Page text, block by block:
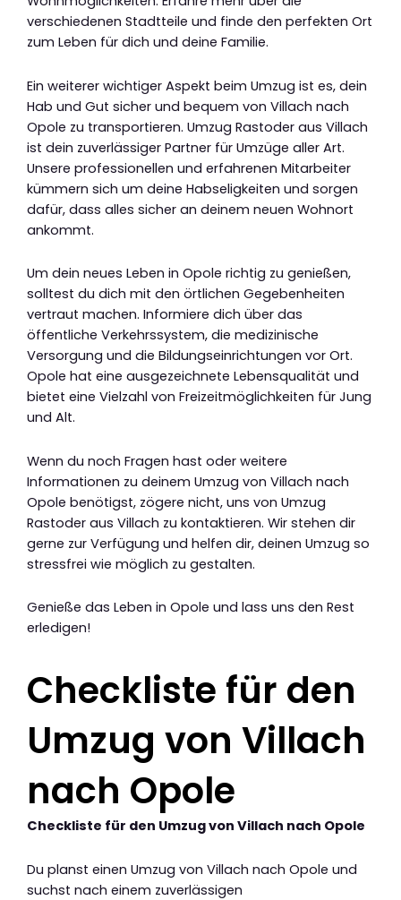
verschiedenen Stadtteile und finde den perfekten Ort
zum Leben für dich und deine Familie.
Ein weiterer wichtiger Aspekt beim Umzug ist es, dein
Hab und Gut sicher und bequem von Villach nach
Opole zu transportieren. Umzug Rastoder aus Villach
ist dein zuverlässiger Partner für Umzüge aller Art.
Unsere professionellen und erfahrenen Mitarbeiter
kümmern sich um deine Habseligkeiten und sorgen
dafür, dass alles sicher an deinem neuen Wohnort
ankommt.
Um dein neues Leben in Opole richtig zu genießen,
solltest du dich mit den örtlichen Gegebenheiten
vertraut machen. Informiere dich über das
öffentliche Verkehrssystem, die medizinische
Versorgung und die Bildungseinrichtungen vor Ort.
Opole hat eine ausgezeichnete Lebensqualität und
bietet eine Vielzahl von Freizeitmöglichkeiten für Jung
und Alt.
Wenn du noch Fragen hast oder weitere
Informationen zu deinem Umzug von Villach nach
Opole benötigst, zögere nicht, uns von Umzug
Rastoder aus Villach zu kontaktieren. Wir stehen dir
gerne zur Verfügung und helfen dir, deinen Umzug so
stressfrei wie möglich zu gestalten.
Genieße das Leben in Opole und lass uns den Rest
erledigen!
Checkliste für den
Umzug von Villach
nach Opole
Checkliste für den Umzug von Villach nach Opole
Du planst einen Umzug von Villach nach Opole und
suchst nach einem zuverlässigen